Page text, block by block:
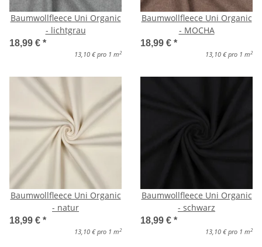
Baumwollfleece Uni Organic
- lichtgrau
18,99 € *
13,10 € pro 1 m 2
Baumwollfleece Uni Organic
- MOCHA
18,99 € *
13,10 € pro 1 m 2
Baumwollfleece Uni Organic
- natur
18,99 € *
13,10 € pro 1 m 2
Baumwollfleece Uni Organic
- schwarz
18,99 € *
13,10 € pro 1 m 2